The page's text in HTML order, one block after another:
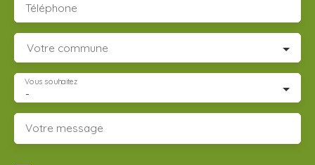
Téléphone
Votre commune
-
Vous souhaitez
Votre message